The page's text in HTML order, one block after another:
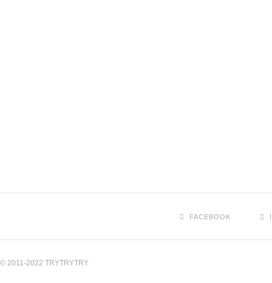
FACEBOOK
© 2011-2022 TRYTRYTRY